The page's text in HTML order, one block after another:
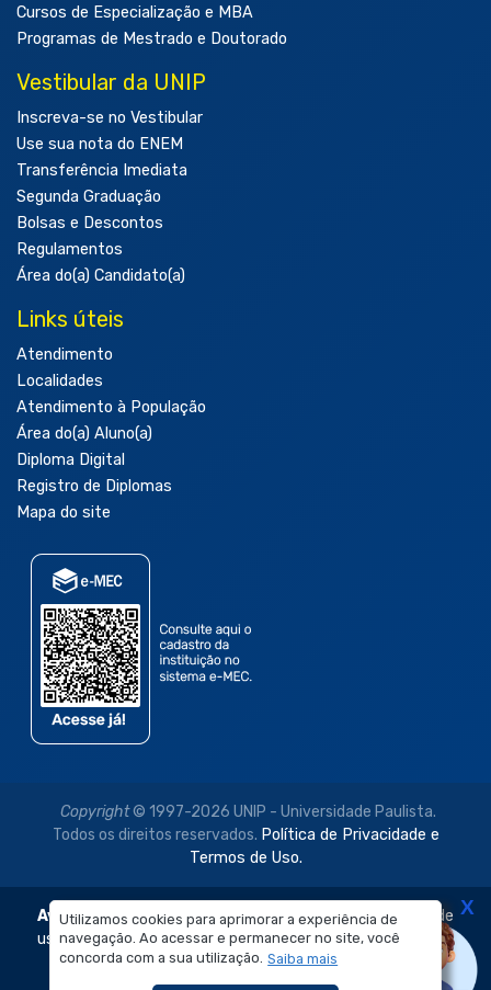
Utilizamos cookies para aprimorar a experiência de
navegação. Ao acessar e permanecer no site, você
concorda com a sua utilização. Saiba mais
Cursos de Especialização e MBA
Programas de Mestrado e Doutorado
Vestibular da UNIP
Inscreva-se no Vestibular
Use sua nota do ENEM
Transferência Imediata
Segunda Graduação
Bolsas e Descontos
Regulamentos
Área do(a) Candidato(a)
Links úteis
Atendimento
Localidades
Atendimento à População
Área do(a) Aluno(a)
Diploma Digital
Registro de Diplomas
Mapa do site
Copyright© 1997-2026 UNIP - Universidade Paulista.
Todos os direitos reservados. Política de Privacidade e
Termos de Uso.
Aviso Legal: As imagens disponibilizadas neste site são de
uso exclusivo institucional do Sistema de Ensino Objetivo e
da Universidade Paulista – UNIP.
É proibida a reprodução, utilização, edição ou
X